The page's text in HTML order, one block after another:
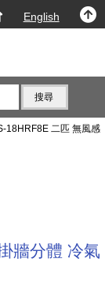
English
18HRF8E 二匹 無風感
牆分體 冷氣